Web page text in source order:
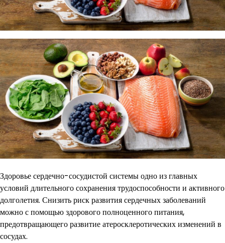
Здоровье сердечно-сосудистой системы одно из главных
условий длительного сохранения трудоспособности и активного
долголетия. Снизить риск развития сердечных заболеваний
можно с помощью здорового полноценного питания,
предотвращающего развитие атеросклеротических изменений в
сосудах.